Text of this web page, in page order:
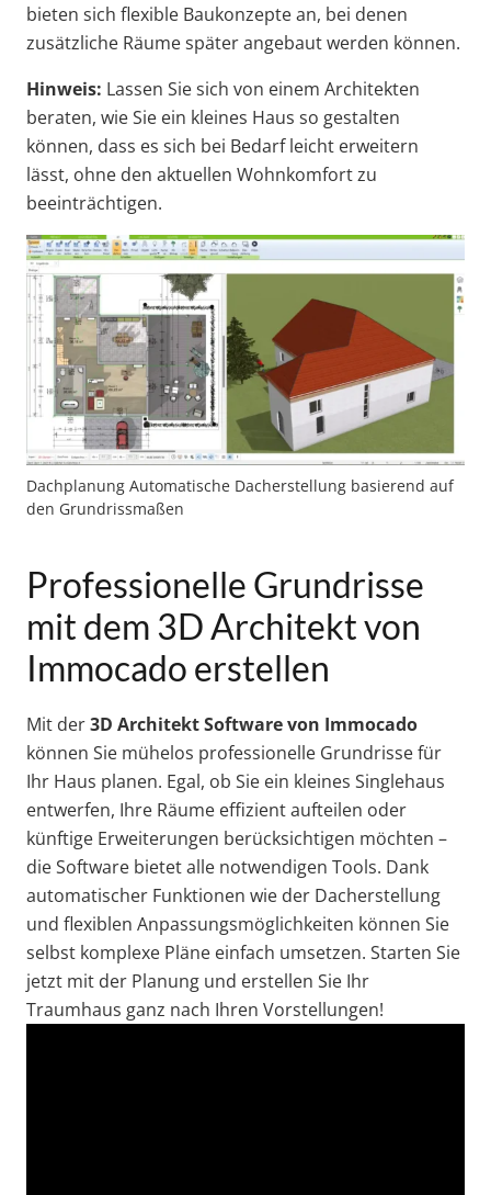
bieten sich flexible Baukonzepte an, bei denen
zusätzliche Räume später angebaut werden können.
Hinweis: Lassen Sie sich von einem Architekten
beraten, wie Sie ein kleines Haus so gestalten
können, dass es sich bei Bedarf leicht erweitern
lässt, ohne den aktuellen Wohnkomfort zu
beeinträchtigen.
Dachplanung Automatische Dacherstellung basierend auf
den Grundrissmaßen
Professionelle Grundrisse
mit dem 3D Architekt von
Immocado erstellen
Mit der3D Architekt Software von Immocado
können Sie mühelos professionelle Grundrisse für
Ihr Haus planen. Egal, ob Sie ein kleines Singlehaus
entwerfen, Ihre Räume effizient aufteilen oder
künftige Erweiterungen berücksichtigen möchten –
die Software bietet alle notwendigen Tools. Dank
automatischer Funktionen wie der Dacherstellung
und flexiblen Anpassungsmöglichkeiten können Sie
selbst komplexe Pläne einfach umsetzen. Starten Sie
jetzt mit der Planung und erstellen Sie Ihr
Traumhaus ganz nach Ihren Vorstellungen!